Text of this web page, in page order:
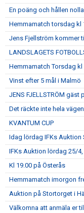
En poäng och hållen nolla
Hemmamatch torsdag kl
Jens Fjellström kommer
LANDSLAGETS
Hemmamatch Torsdag kl
Vinst efter 5 mål i Malmö
JENS FJELLSTRÖM gäst
Det räckte inte hela
KVANTUM CUP
Idag lördag IFKs Auktion
IFKs Auktion lördag 25/
Kl 19.00 på Österås
Hemmamatch imorgon
Auktion på Stortorget i
Välkomna att anmäla er